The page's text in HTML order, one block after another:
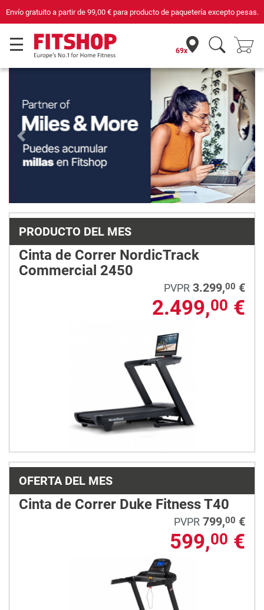
excepto pesas. Compra con seguridad en Fitshop, comercio con sello de
69x
Previous Next
PRODUCTO DEL MES
Cinta de Correr NordicTrack
Commercial 2450
PVPR 3.299,00 €
2.499,00 €
OFERTA DEL MES
Cinta de Correr Duke Fitness T40
PVPR 799,00 €
599,00 €